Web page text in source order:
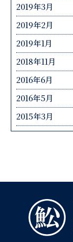
2019年3月
2019年2月
2019年1月
2018年11月
2016年6月
2016年5月
2015年3月